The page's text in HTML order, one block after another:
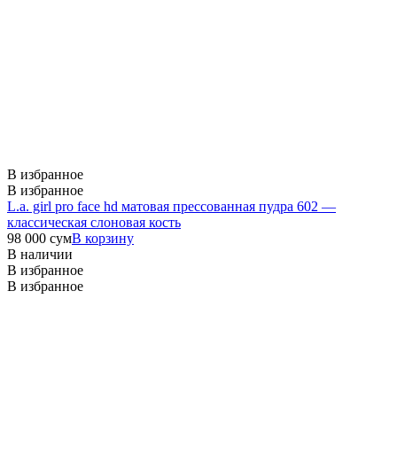
В избранное
В избранное
L.a. girl pro face hd матовая прессованная пудра 602 —
классическая слоновая кость
98 000 сумВ корзину
В наличии
В избранное
В избранное